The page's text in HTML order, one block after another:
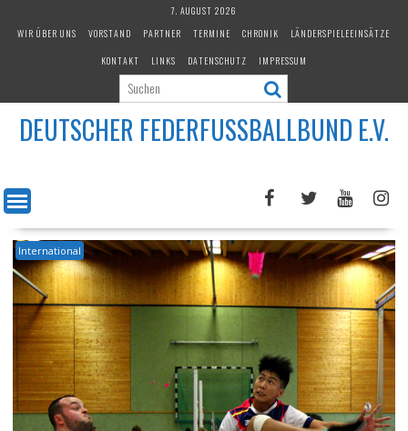
7. AUGUST 2026
WIR ÜBER UNS
VORSTAND PARTNER TERMINE CHRONIK
LÄNDERSPIELEEINSÄTZE
KONTAKT
LINKS DATENSCHUTZ IMPRESSUM
DEUTSCHER FEDERFUSSBALLBUND E.V.
International